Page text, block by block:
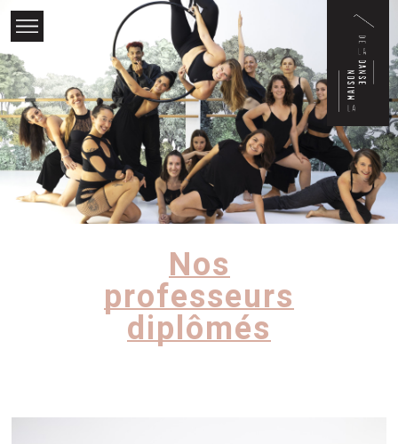
×
Nos
professeurs
diplômés